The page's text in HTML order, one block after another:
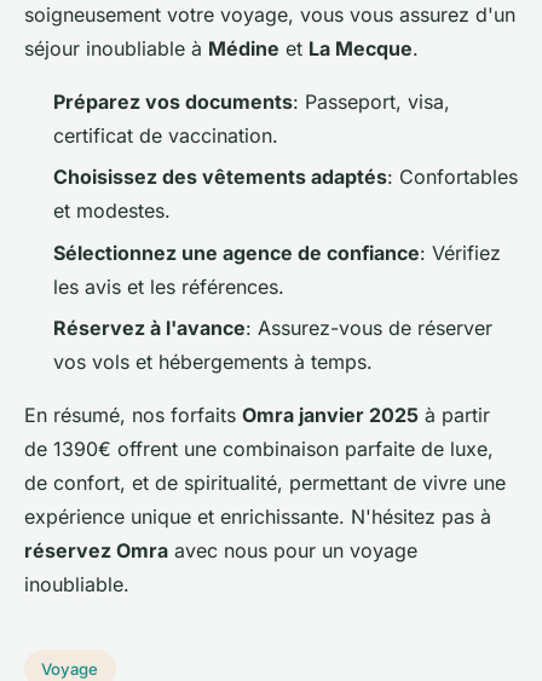
soigneusement votre voyage, vous vous assurez d'un
séjour inoubliable à Médine et La Mecque.
Préparez vos documents: Passeport, visa,
certificat de vaccination.
Choisissez des vêtements adaptés: Confortables
et modestes.
Sélectionnez une agence de confiance: Vérifiez
les avis et les références.
Réservez à l'avance: Assurez-vous de réserver
vos vols et hébergements à temps.
En résumé, nos forfaits Omra janvier 2025 à partir
de 1390€ offrent une combinaison parfaite de luxe,
de confort, et de spiritualité, permettant de vivre une
expérience unique et enrichissante. N'hésitez pas à
réservez Omra avec nous pour un voyage
inoubliable.
Voyage